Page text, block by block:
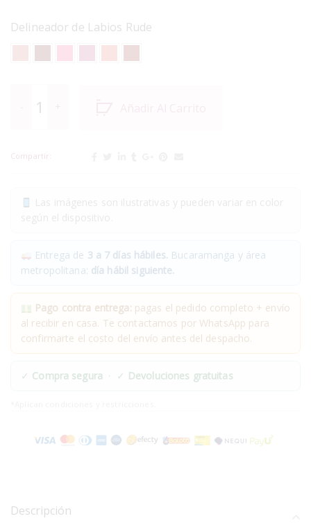
Delineador de Labios Rude
Compartir:
Entrega de 3 a 7 días hábiles. Bucaramanga y área
metropolitana: día hábil siguiente.
Pago contra entrega: pagas el pedido completo + envío
al recibir en casa. Te contactamos por WhatsApp para
confirmarte el costo del envío antes del despacho.
✓ Compra segura · ✓ Devoluciones gratuitas
Descripción